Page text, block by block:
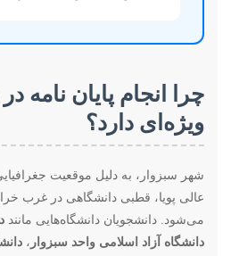
چرا انجام پایان نامه
ویژه‌ای دارد؟
شهر سبزوار، به دلیل موقعیت
عالی پویا، قطبی دانشگاهی در غرب
می‌شود. دانشجویان دانشگاه‌هایی مانند
دانشگاه آزاد اسلامی واحد سبزوار ،